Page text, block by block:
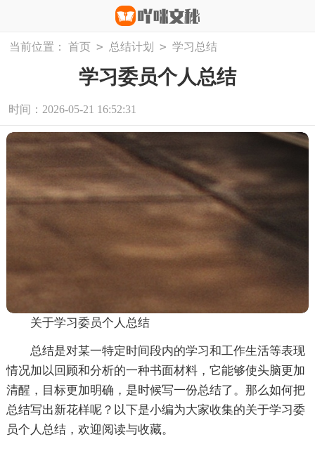
当前位置： 首页 > 总结计划 > 学习总结
学习委员个人总结
时间：2026-05-21 16:52:31
关于学习委员个人总结
总结是对某一特定时间段内的学习和工作生活等表现
情况加以回顾和分析的一种书面材料，它能够使头脑更加
清醒，目标更加明确，是时候写一份总结了。那么如何把
总结写出新花样呢？以下是小编为大家收集的关于学习委
员个人总结，欢迎阅读与收藏。